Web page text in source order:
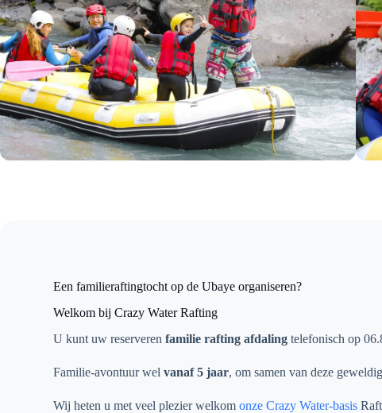
Een familieraftingtocht op de Ubaye organiseren?
Welkom bij Crazy Water Rafting
U kunt uw reserverenfamilie rafting afdaling telefonisch op
Familie-avontuur welvanaf 5 jaar, om samen van deze
Wij heten u met veel plezier welkomonze Crazy Water-basis